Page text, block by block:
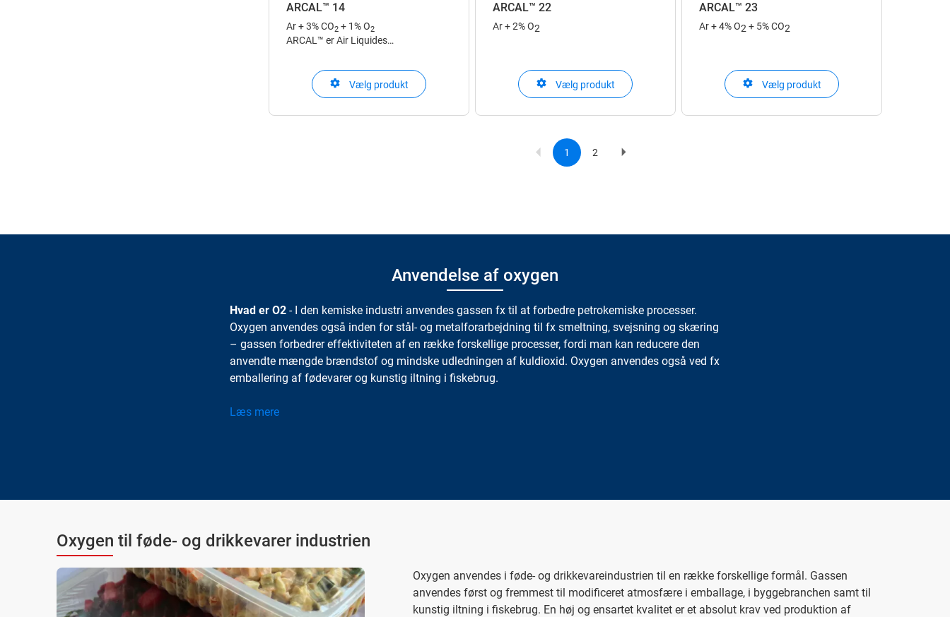
ARCAL™ 14
Ar + 3% CO2 + 1% O2
ARCAL™ er Air Liquides
Vælg produkt
ARCAL™ 22
Ar + 2% O2
ARCAL™ er Air Liquides
beskyttelsesgasser til lysbuesvejsning
Vælg produkt
ARCAL™ 23
Ar + 4% O2 + 5% CO2
ARCAL™ er Air Liquides
beskyttelsesgasser til lysbuesvejsning
Vælg produkt
Current
page
1 Page
2
Next
Anvendelse af oxygen
Hvad er O2- I den kemiske industri anvendes gassen fx til at forbedre petrokemiske processer.
Oxygen anvendes også inden for stål- og metalforarbejdning til fx smeltning, svejsning og skæring
– gassen forbedrer effektiviteten af en række forskellige processer, fordi man kan reducere den
anvendte mængde brændstof og mindske udledningen af kuldioxid. Oxygen anvendes også ved fx
emballering af fødevarer og kunstig iltning i fiskebrug.
Læs mere
Oxygen til føde- og drikkevarer industrien
Oxygen anvendes i føde- og drikkevareindustrien til en række forskellige formål. Gassen
anvendes først og fremmest til modificeret atmosfære i emballage, i byggebranchen samt til
kunstig iltning i fiskebrug. En høj og ensartet kvalitet er et absolut krav ved produktion af